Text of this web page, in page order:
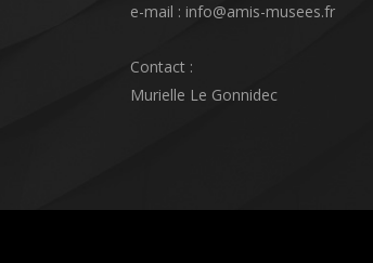
e-mail : info@amis-musees.fr
Contact :
Murielle Le Gonnidec